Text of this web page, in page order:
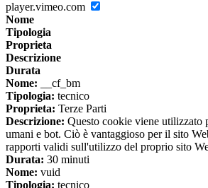
player.vimeo.com
Nome
Tipologia
Proprieta
Descrizione
Durata
Nome: __cf_bm
Tipologia: tecnico
Proprieta: Terze Parti
Descrizione: Questo cookie viene utilizzato
umani e bot. Ciò è vantaggioso per il sito
rapporti validi sull'utilizzo del proprio sito
Durata: 30 minuti
Nome: vuid
Tipologia: tecnico